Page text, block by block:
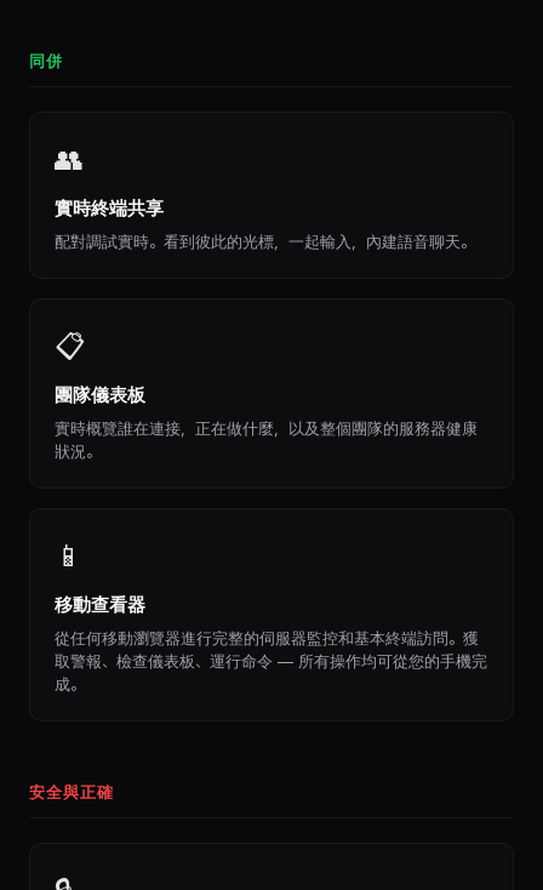
同併
👥
實時終端共享
配對調試實時。看到彼此的光標，一起輸入，內建語音聊天。
📋
團隊儀表板
實時概覽誰在連接，正在做什麼，以及整個團隊的服務器健康
狀況。
📱
移動查看器
從任何移動瀏覽器進行完整的伺服器監控和基本終端訪問。獲
取警報、檢查儀表板、運行命令 — 所有操作均可從您的手機完
成。
安全與正確